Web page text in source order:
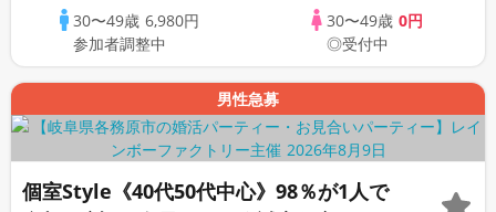
30〜49歳 6,980円
参加者調整中
30〜49歳 0円
◎受付中
男性急募
個室Style《40代50代中心》98％が1人で